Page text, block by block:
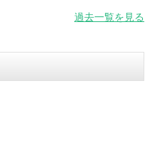
過去一覧を見る